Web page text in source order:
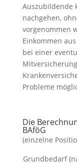
Auszubildende
nachgehen,
vorgenommen
Einkommen
bei einer
Probleme
Die
BAföG
(einzelne
Grundbedarf